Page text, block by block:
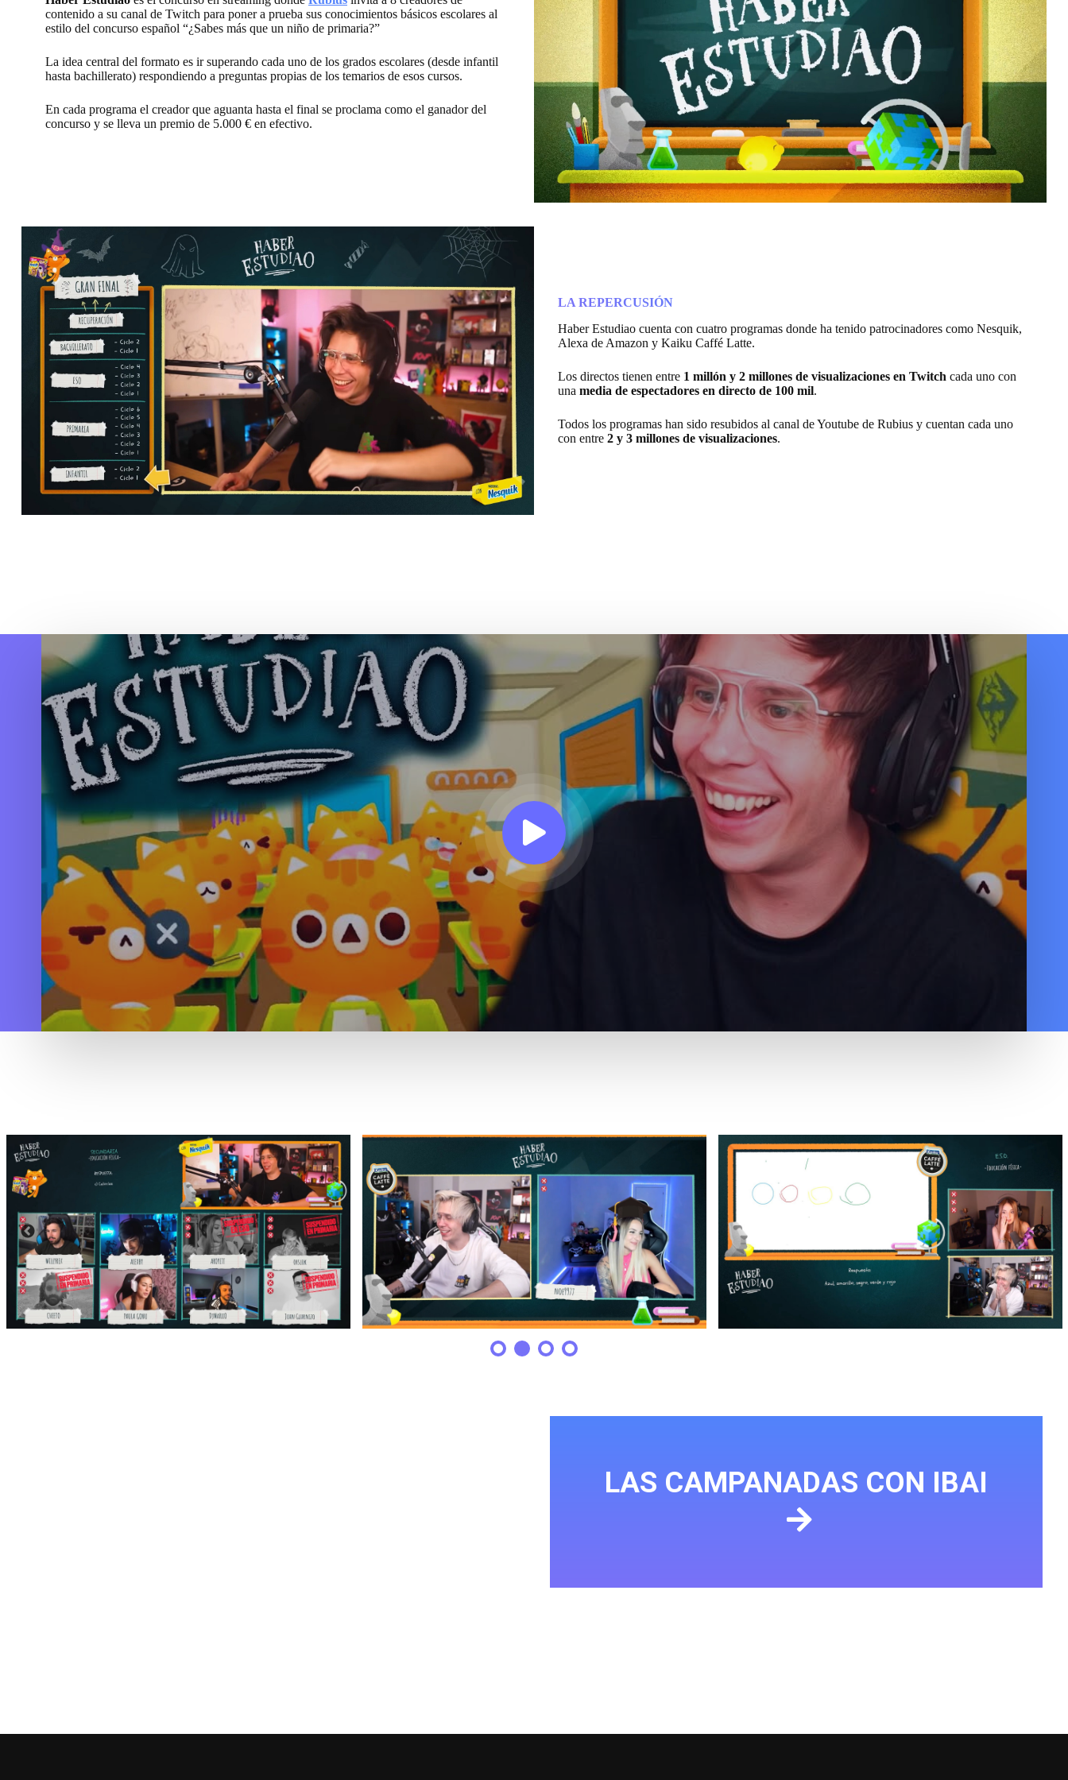
contenido a su canal de Twitch para poner a prueba sus conocimientos básicos escolares al
estilo del concurso español “¿Sabes más que un niño de primaria?”
La idea central del formato es ir superando cada uno de los grados escolares (desde infantil
hasta bachillerato) respondiendo a preguntas propias de los temarios de esos cursos.
En cada programa el creador que aguanta hasta el final se proclama como el ganador del
concurso y se lleva un premio de 5.000 € en efectivo.
LA REPERCUSIÓN
Haber Estudiao cuenta con cuatro programas donde ha tenido patrocinadores como Nesquik,
Alexa de Amazon y Kaiku Caffé Latte.
Los directos tienen entre 1 millón y 2 millones de visualizaciones en Twitch cada uno con
una media de espectadores en directo de 100 mil.
Todos los programas han sido resubidos al canal de Youtube de Rubius y cuentan cada uno
con entre 2 y 3 millones de visualizaciones.
LAS CAMPANADAS CON IBAI